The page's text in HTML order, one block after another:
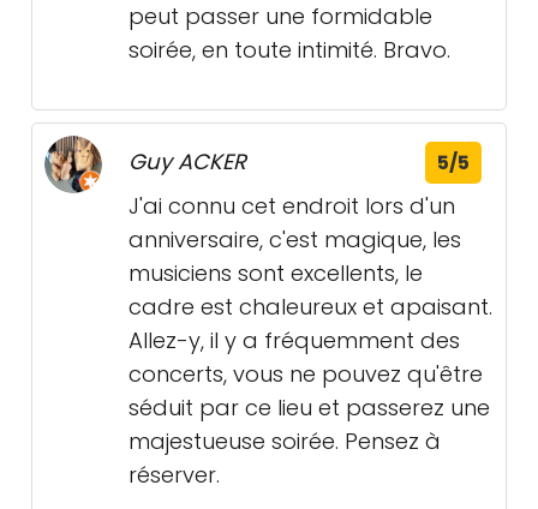
peut passer une formidable
soirée, en toute intimité. Bravo.
Guy ACKER 5/5
J'ai connu cet endroit lors d'un
anniversaire, c'est magique, les
musiciens sont excellents, le
cadre est chaleureux et apaisant.
Allez-y, il y a fréquemment des
concerts, vous ne pouvez qu'être
séduit par ce lieu et passerez une
majestueuse soirée. Pensez à
réserver.